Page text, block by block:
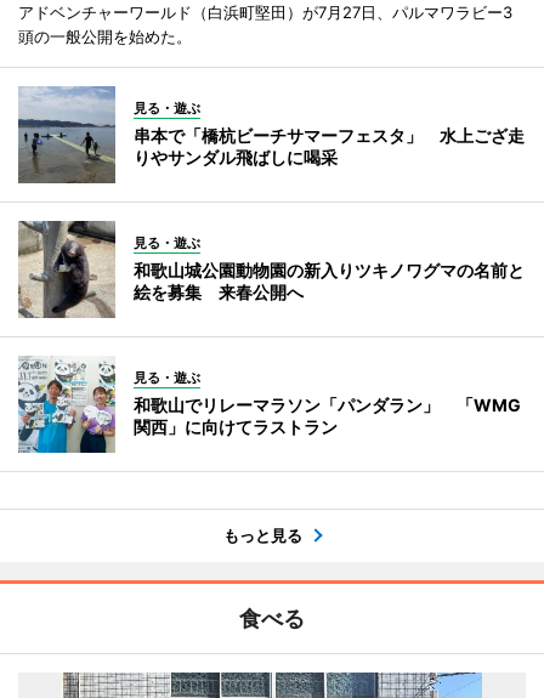
アドベンチャーワールド（白浜町堅田）が7月27日、パルマワラビー3
頭の一般公開を始めた。
見る・遊ぶ
串本で「橋杭ビーチサマーフェスタ」 水上ござ走
りやサンダル飛ばしに喝采
見る・遊ぶ
和歌山城公園動物園の新入りツキノワグマの名前と
絵を募集 来春公開へ
見る・遊ぶ
和歌山でリレーマラソン「パンダラン」 「WMG
関西」に向けてラストラン
もっと見る
食べる